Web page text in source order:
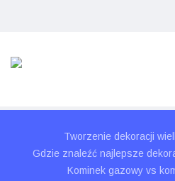
Tworzenie dekoracji
Gdzie znaleźć najlepsze
Kominek gazowy vs